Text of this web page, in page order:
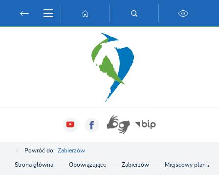
Przejdź do wyszukiwarki.
Przejdź do ustawień wielkości czcionki.
Włącz wersję kontrastową strony.
Powróć do: Zabierzów
Strona główna Obowiązujące Zabierzów Miejscowy plan